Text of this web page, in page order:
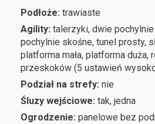
Podłoże: trawiaste
Agility: talerzyki, dwie
pochylnie skośne, tunel prosty,
platforma mała, platforma duża,
przeskoków (5 ustawień
Podział na strefy: nie
Śluzy wejściowe: tak, jedna
Ogrodzenie: panelowe bez